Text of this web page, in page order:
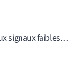
signaux faibles…